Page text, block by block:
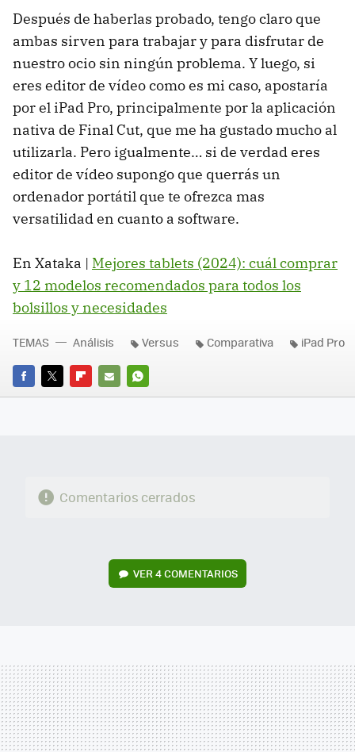
Después de haberlas probado, tengo claro que
ambas sirven para trabajar y para disfrutar de
nuestro ocio sin ningún problema. Y luego, si
eres editor de vídeo como es mi caso, apostaría
por el iPad Pro, principalmente por la aplicación
nativa de Final Cut, que me ha gustado mucho al
utilizarla. Pero igualmente… si de verdad eres
editor de vídeo supongo que querrás un
ordenador portátil que te ofrezca mas
versatilidad en cuanto a software.
En Xataka | Mejores tablets (2024): cuál comprar
y 12 modelos recomendados para todos los
bolsillos y necesidades
FACEBOOK
TWITTERFLIPBOARD
E-
WHATSAPP
TEMAS Análisis Versus Comparativa iPad Pro
Comentarios cerrados
VER 4 COMENTARIOS